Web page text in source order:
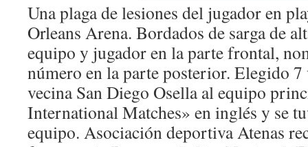
Una plaga de lesiones del jugador en
Orleans Arena. Bordados de sarga de
equipo y jugador en la parte frontal,
número en la parte posterior. Elegido 7
vecina San Diego Osella al equipo
International Matches» en inglés y se
equipo. Asociación deportiva Atenas